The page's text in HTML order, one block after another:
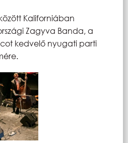
Kaliforniában
Zagyva Banda, a
kedvelő nyugati parti